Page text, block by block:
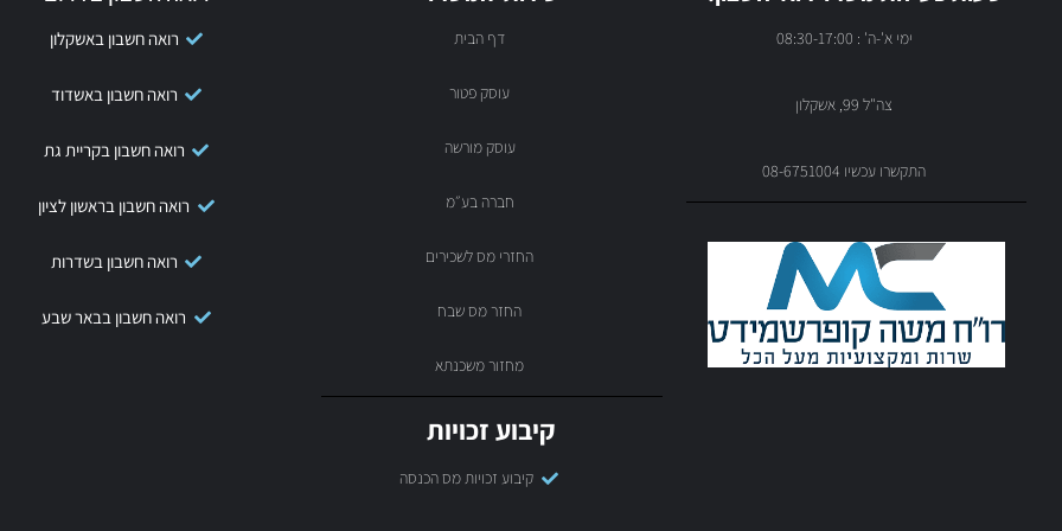
ימי א'-ה' : 08:30-17:00
צה"ל 99, אשקלון
התקשרו עכשיו 08-6751004
דף הבית
עוסק פטור
עוסק מורשה
חברה בע״מ
החזרי מס לשכירים
החזר מס שבח
מחזור משכנתא
קיבוע זכויות
קיבוע זכויות מס הכנסה
רואה חשבון באשקלון
רואה חשבון באשדוד
רואה חשבון בקריית גת
רואה חשבון בראשון לציון
רואה חשבון בשדרות
רואה חשבון בבאר שבע